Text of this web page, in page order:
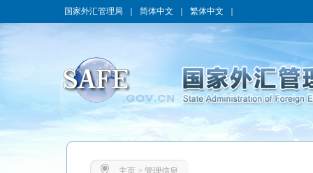
国家外汇管理局 简体中文 繁体中文
主页> 管理信息